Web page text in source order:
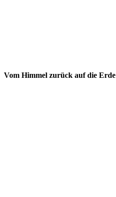
Vom Himmel zurück auf die Erde